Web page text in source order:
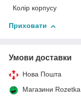
Колір корпусу
Приховати
Умови доставки
Нова Пошта
Магазини Rozetka